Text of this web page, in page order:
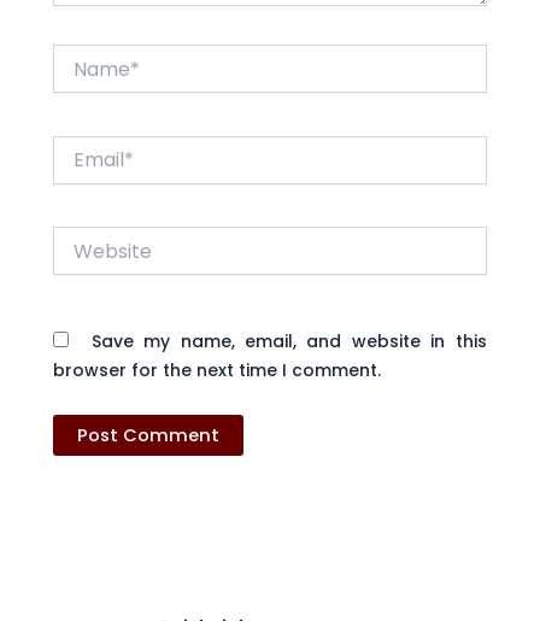
Website
Save my name, email, and website in this
browser for the next time I comment.